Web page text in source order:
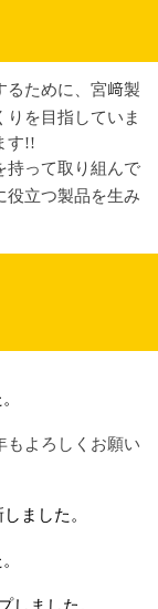
ために、 宮﨑製
を目指していま
す!!
持って取り組んで
役立つ製品を生み
よろしくお願い
ました。
ました。